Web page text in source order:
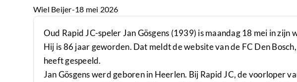
Wiel Beijer-18 mei 2026
Oud Rapid JC-speler Jan Gösgens (1939) is maandag 18 mei in zijn
Hij is 86 jaar geworden. Dat meldt de website van de FC Den
heeft gespeeld.
Jan Gösgens werd geboren in Heerlen. Bij Rapid JC, de voorloper